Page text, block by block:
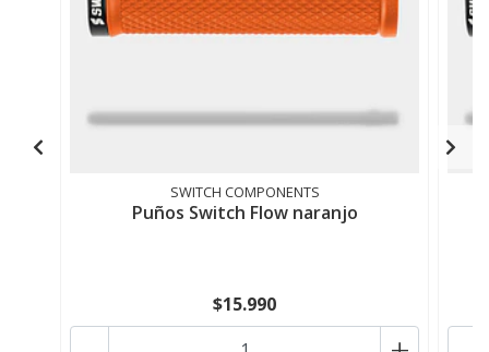
SWITCH COMPONENTS
Puños Switch Flow naranjo
$15.990